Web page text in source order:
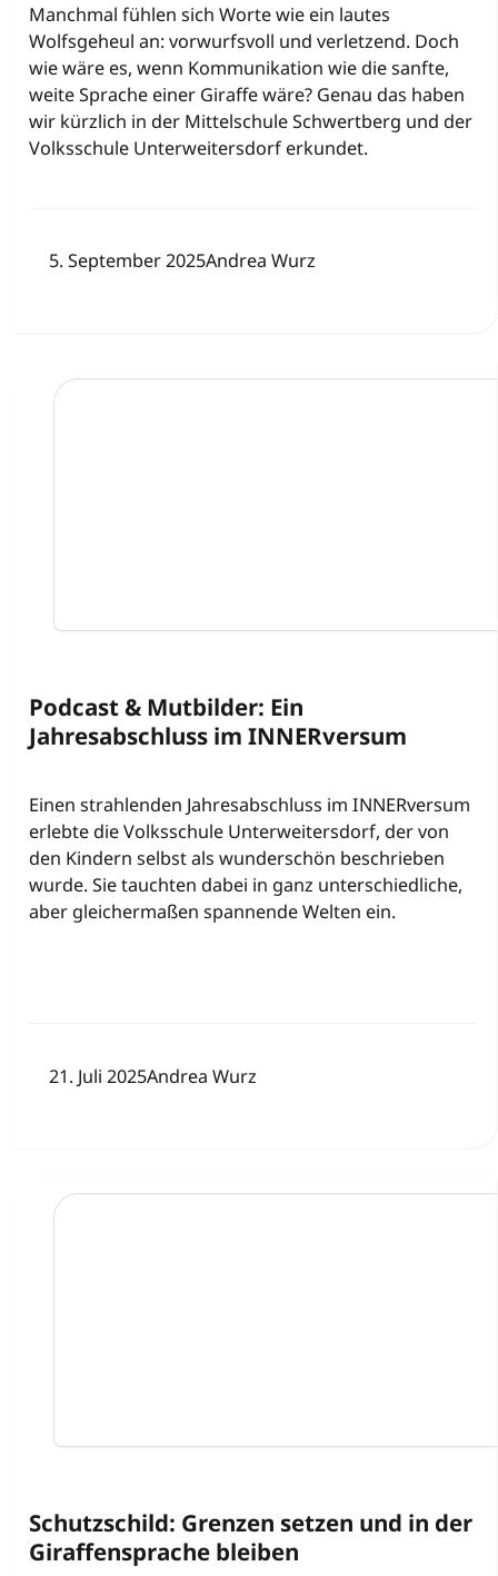
Manchmal fühlen sich Worte wie ein lautes
Wolfsgeheul an: vorwurfsvoll und verletzend. Doch
wie wäre es, wenn Kommunikation wie die sanfte,
weite Sprache einer Giraffe wäre? Genau das haben
wir kürzlich in der Mittelschule Schwertberg und der
Volksschule Unterweitersdorf erkundet.
5. September 2025Andrea Wurz
Podcast & Mutbilder: Ein
Jahresabschluss im INNERversum
Einen strahlenden Jahresabschluss im INNERversum
erlebte die Volksschule Unterweitersdorf, der von
den Kindern selbst als wunderschön beschrieben
wurde. Sie tauchten dabei in ganz unterschiedliche,
aber gleichermaßen spannende Welten ein.
21. Juli 2025Andrea Wurz
Schutzschild: Grenzen setzen und in der
Giraffensprache bleiben